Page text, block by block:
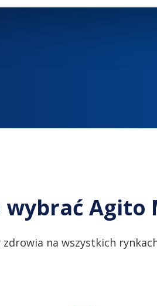
Agito
zdrowia na wszystkich